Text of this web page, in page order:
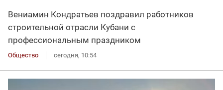
Вениамин Кондратьев поздравил работников
строительной отрасли Кубани с
профессиональным праздником
Общество сегодня, 10:54